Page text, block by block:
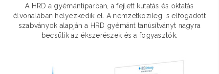
A HRD a gyémántiparban, a fejlett kutatás és oktatás
élvonalában helyezkedik el. A nemzetközileg is elfogadott
szabványok alapján a HRD gyémánt tanúsítványt nagyra
becsülik az ékszerészek és a fogyasztók.